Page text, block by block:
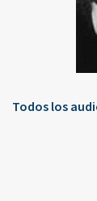
Todos los